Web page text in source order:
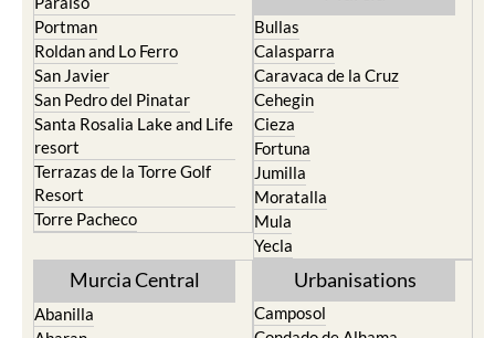
Playa Honda / Playa
Paraiso
Portman
Roldan and Lo Ferro
San Javier
San Pedro del Pinatar
Santa Rosalia Lake and Life
resort
Terrazas de la Torre Golf
Resort
Torre Pacheco
North & North West
Bullas
Calasparra
Caravaca de la Cruz
Cehegin
Cieza
Fortuna
Jumilla
Moratalla
Mula
Murcia Central Urbanisations